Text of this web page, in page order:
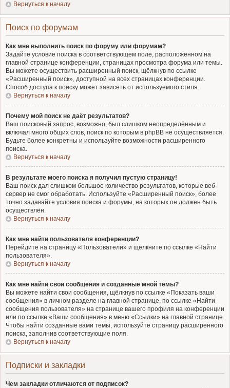
Вернуться к началу
Поиск по форумам
Как мне выполнить поиск по форуму или форумам?
Задайте условие поиска в соответствующем поле, расположенном на
главной странице конференции, страницах просмотра форума или темы.
Вы можете осуществить расширенный поиск, щёлкнув по ссылке
«Расширенный поиск», доступной на всех страницах конференции.
Способ доступа к поиску может зависеть от используемого стиля.
Вернуться к началу
Почему мой поиск не даёт результатов?
Ваш поисковый запрос, возможно, был слишком неопределённым и
включал много общих слов, поиск по которым в phpBB не осуществляется.
Будьте более конкретны и используйте возможности расширенного
поиска.
Вернуться к началу
В результате моего поиска я получил пустую страницу!
Ваш поиск дал слишком большое количество результатов, которые веб-
сервер не смог обработать. Используйте «Расширенный поиск», более
точно задавайте условия поиска и форумы, на которых он должен быть
осуществлён.
Вернуться к началу
Как мне найти пользователя конференции?
Перейдите на страницу «Пользователи» и щёлкните по ссылке «Найти
пользователя».
Вернуться к началу
Как мне найти свои сообщения и созданные мной темы?
Вы можете найти свои сообщения, щёлкнув по ссылке «Показать ваши
сообщения» в личном разделе на главной странице, по ссылке «Найти
сообщения пользователя» на странице вашего профиля на конференции
или по ссылке «Ваши сообщения» в меню «Ссылки» на главной странице.
Чтобы найти созданные вами темы, используйте страницу расширенного
поиска, заполнив соответствующие поля.
Вернуться к началу
Подписки и закладки
Чем закладки отличаются от подписок?